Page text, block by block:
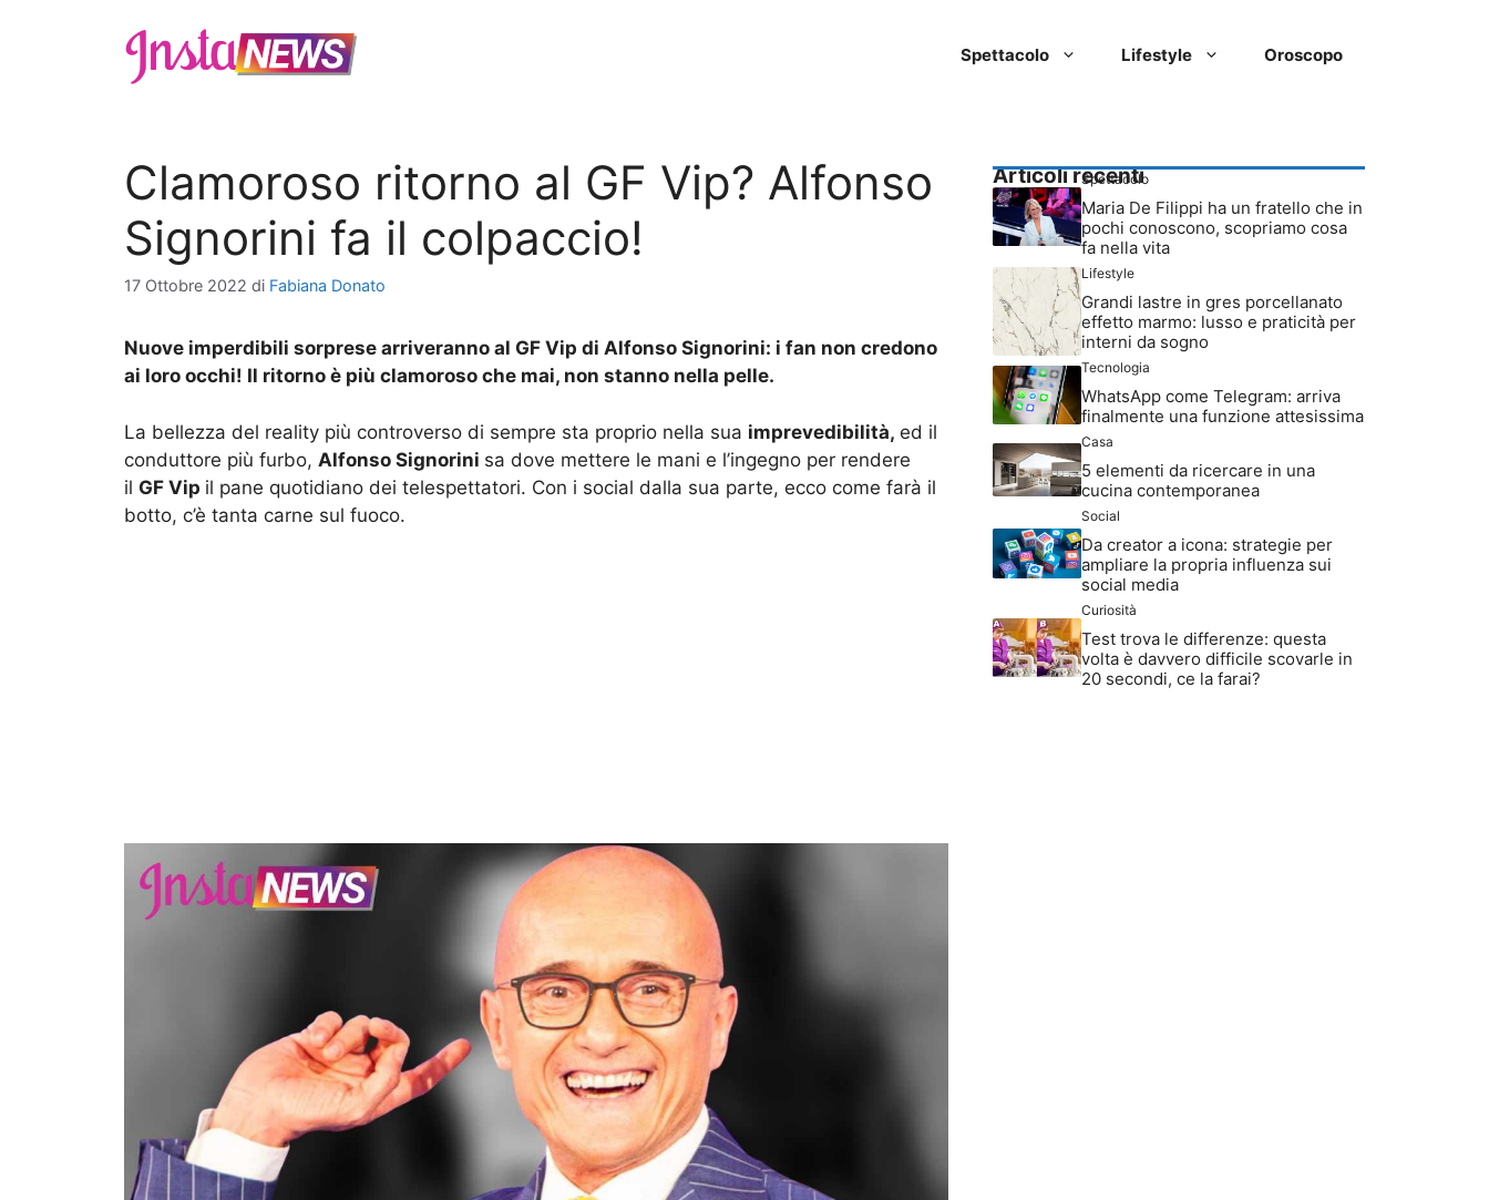
Spettacolo Lifestyle Oroscopo
Clamoroso ritorno al GF Vip? Alfonso
Signorini fa il colpaccio!
17 Ottobre 2022 di Fabiana Donato
Nuove imperdibili sorprese arriveranno al GF Vip di Alfonso Signorini: i fan non credono
ai loro occhi! Il ritorno è più clamoroso che mai, non stanno nella pelle.
La bellezza del reality più controverso di sempre sta proprio nella sua imprevedibilità, ed il
conduttore più furbo, Alfonso Signorini sa dove mettere le mani e l’ingegno per rendere
il GF Vip il pane quotidiano dei telespettatori. Con i social dalla sua parte, ecco come farà il
botto, c’è tanta carne sul fuoco.
Articoli recenti
Spettacolo
Maria De Filippi ha un fratello che in
pochi conoscono, scopriamo cosa
fa nella vita
Lifestyle
Grandi lastre in gres porcellanato
effetto marmo: lusso e praticità per
interni da sogno
Tecnologia
WhatsApp come Telegram: arriva
finalmente una funzione attesissima
Casa
5 elementi da ricercare in una
cucina contemporanea
Social
Da creator a icona: strategie per
ampliare la propria influenza sui
social media
Curiosità
Test trova le differenze: questa
volta è davvero difficile scovarle in
20 secondi, ce la farai?